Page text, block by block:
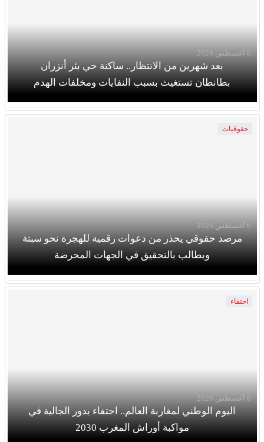
بعد شهرين من الانتظار.. ساكنة حي بئر أنزران
بطانطان تستغيث بسبب النفايات ومخلفات الهدم
6 أغسطس 2026
حقوقيات
مرصد حقوقي يحذر من دعوات رقمية للهجرة نحو سبتة
ويطالب بالتحقيق في الجهات المحرضة
6 أغسطس 2026
احتفاء
اليوم الوطني لمغاربة العالم.. احتفاء بدور الجالية في
مواكبة أوراش المغرب 2030
6 أغسطس 2026